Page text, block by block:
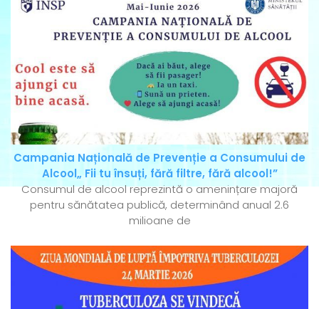
Campania Națională de Prevenție a Consumului de
Alcool„ Fii tu însuți, fără filtre, fără alcool!”
Consumul de alcool reprezintă o amenințare majoră
pentru sănătatea publică, determinând anual 2.6
milioane de